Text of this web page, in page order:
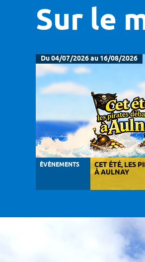
Sur le
Du 04/07/2026 au 16/08/2026
ÉVÈNEMENTS CET ÉTÉ, LES
À AULNAY